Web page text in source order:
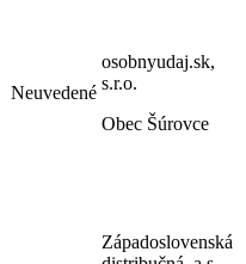
Neuvedené
osobnyudaj.sk,
s.r.o.
Obec Šúrovce
Západoslovenská